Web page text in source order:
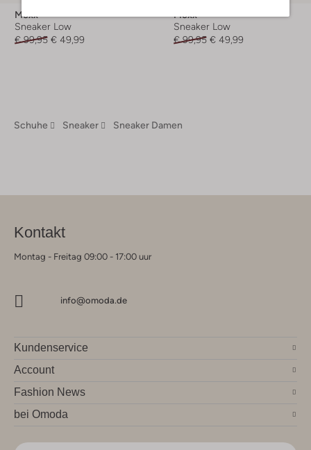
Mexx
Sneaker Low
€ 99,95 € 49,99
Mexx
Sneaker Low
€ 99,95 € 49,99
Schuhe Sneaker Sneaker Damen
Kontakt
Montag - Freitag 09:00 - 17:00 uur
info@omoda.de
Kundenservice
Account
Fashion News
bei Omoda